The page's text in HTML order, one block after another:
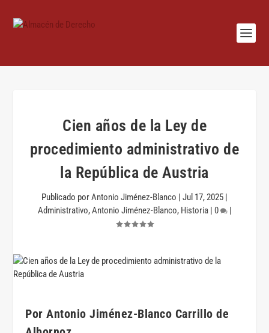
Cien años de la Ley de
procedimiento administrativo de
la República de Austria
Publicado porAntonio Jiménez-Blanco | Jul 17, 2025 |
Administrativo,Antonio Jiménez-Blanco, Historia| 0 |
Por Antonio Jiménez-Blanco Carrillo de